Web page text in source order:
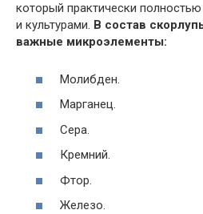
который практически полностью
и культурами. В состав
важные микроэлементы:
Молибден.
Марганец.
Сера.
Кремний.
Фтор.
Железо.